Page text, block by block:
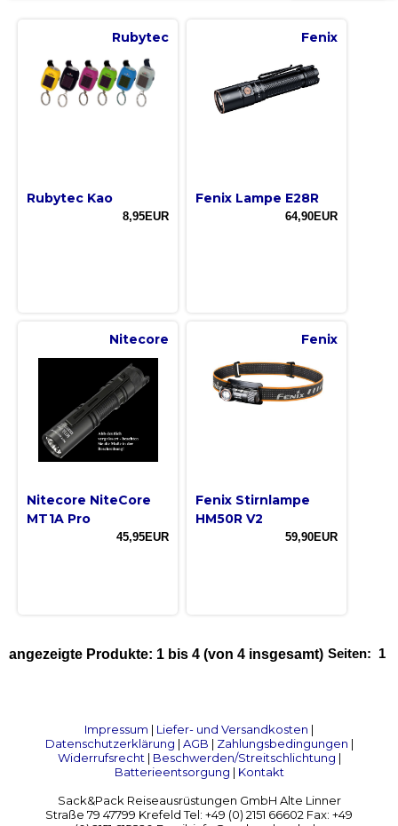
Rubytec
Rubytec Kao
8,95EUR
Fenix
Fenix Lampe E28R
64,90EUR
Nitecore
Nitecore NiteCore
MT1A Pro
45,95EUR
Fenix
Fenix Stirnlampe
HM50R V2
59,90EUR
Seiten: 1
angezeigte Produkte: 1 bis 4 (von 4 insgesamt)
Impressum | Liefer- und Versandkosten |
Datenschutzerklärung | AGB | Zahlungsbedingungen |
Widerrufsrecht| Beschwerden/Streitschlichtung |
Batterieentsorgung | Kontakt
Sack&Pack Reiseausrüstungen GmbH Alte Linner
Straße 79 47799 Krefeld Tel: +49 (0) 2151 66602 Fax: +49